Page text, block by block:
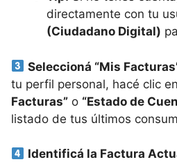
directamente con tu
(Ciudadano Digital)
Seleccioná “Mis
tu perfil personal, hacé clic
Facturas” o “Estado de
listado de tus últimos
Identificá la Factura